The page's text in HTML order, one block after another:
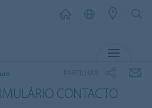
CONTACTO